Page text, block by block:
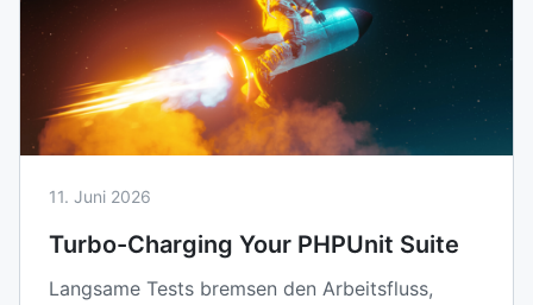
11. Juni 2026
Turbo-Charging Your PHPUnit Suite
Langsame Tests bremsen den Arbeitsfluss,